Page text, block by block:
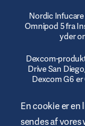
Nordic
Omnipod 5 fra
yder
Dexcom-
Drive San
Dexcom G6
© 2023/
Omnipod-logoet,
eller
En cookie er
sendes af